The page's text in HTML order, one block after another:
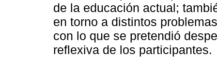
de la educación actual;
en torno a distintos
con lo que se pretendió
reflexiva de los participantes.